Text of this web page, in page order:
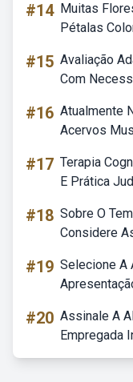
#14 Muitas
Pétalas
#15 Avaliação
Com
#16 Atualmente
Acervos
#17 Terapia
E Prática
#18 Sobre O
Considere
#19 Selecione A
#20 Assinale A
Empregada